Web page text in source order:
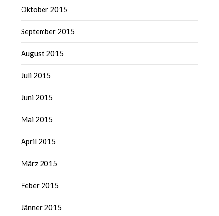
Oktober 2015
September 2015
August 2015
Juli 2015
Juni 2015
Mai 2015
April 2015
März 2015
Feber 2015
Jänner 2015